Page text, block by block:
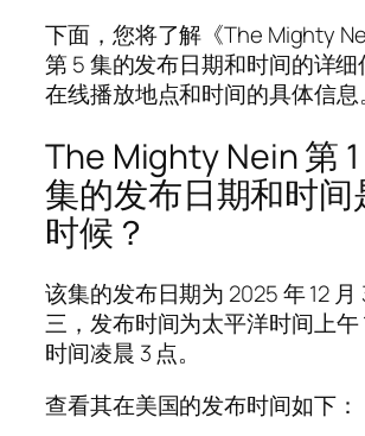
下面，您将了解《The Mighty
第 5 集的发布日期和时间的详细
在线播放地点和时间的具体信息。
The Mighty Nein 第
集的发布日期和时间
时候？
该集的发布日期为 2025 年 12 月
三，发布时间为太平洋时间上午
时间凌晨 3 点。
查看其在美国的发布时间如下：